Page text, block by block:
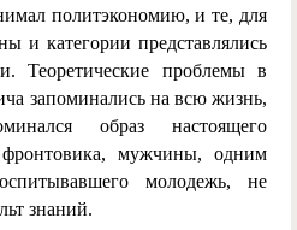
политэкономию, и те, для
и категории представлялись
Теоретические проблемы в
запоминались на всю жизнь,
образ настоящего
фронтовика, мужчины, одним
молодежь, не
знаний.